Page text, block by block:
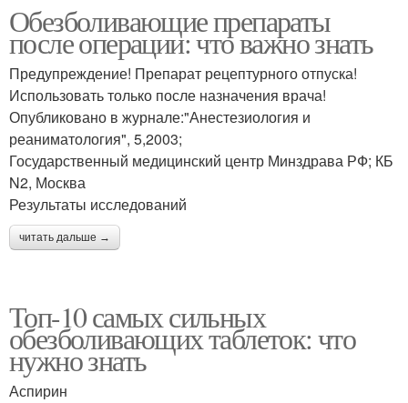
Обезболивающие препараты
после операции: что важно знать
Предупреждение! Препарат рецептурного отпуска!
Использовать только после назначения врача!
Опубликовано в журнале:"Анестезиология и
реаниматология", 5,2003;
Государственный медицинский центр Минздрава РФ; КБ
N2, Москва
Результаты исследований
читать дальше →
Топ-10 самых сильных
обезболивающих таблеток: что
нужно знать
Аспирин